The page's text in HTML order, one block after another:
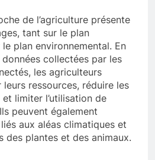
de l’agriculture présente
tant sur le plan
plan environnemental. En
collectées par les
les agriculteurs
ressources, réduire les
limiter l’utilisation de
peuvent également
aux aléas climatiques et
des plantes et des animaux.